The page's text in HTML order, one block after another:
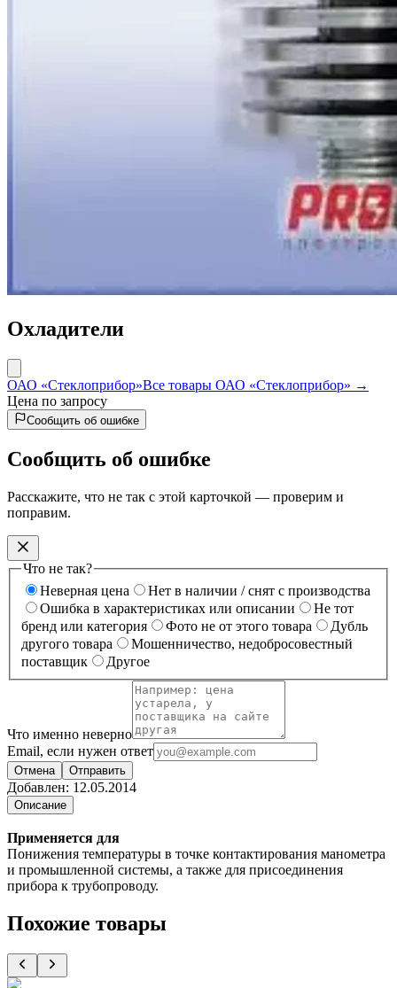
Охладители
ОАО «Стеклоприбор»Все товары ОАО «Стеклоприбор» →
Цена по запросу
Сообщить об ошибке
Сообщить об ошибке
Расскажите, что не так с этой карточкой — проверим и
поправим.
Что не так?
Неверная цена
Нет в наличии / снят с производства
Ошибка в характеристиках или описании
Не тот
бренд или категория
Фото не от этого товара
Дубль
другого товара
Мошенничество, недобросовестный
поставщик
Другое
Что именно неверно
Email, если нужен ответ
Отмена Отправить
Добавлен: 12.05.2014
Описание
Применяется для
Понижения температуры в точке контактирования манометра
и промышленной системы, а также для присоединения
прибора к трубопроводу.
Похожие товары